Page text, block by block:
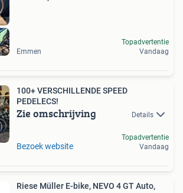
Emmen
Topadvertentie
Vandaag
100+ VERSCHILLENDE SPEED
PEDELECS!
Zie omschrijving Details
Bezoek website
Topadvertentie
Vandaag
Riese Müller E-bike, NEVO 4 GT Auto,